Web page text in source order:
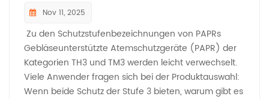
Nov 11, 2025
Zu den Schutzstufenbezeichnungen von PAPRs
Gebläseunterstützte Atemschutzgeräte (PAPR) der
Kategorien TH3 und TM3 werden leicht verwechselt.
Viele Anwender fragen sich bei der Produktauswahl:
Wenn beide Schutz der Stufe 3 bieten, warum gibt es